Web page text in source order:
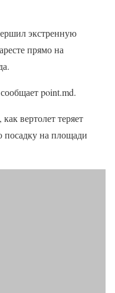
экстренную
прямо на
point.md.
вертолет теряет
на площади